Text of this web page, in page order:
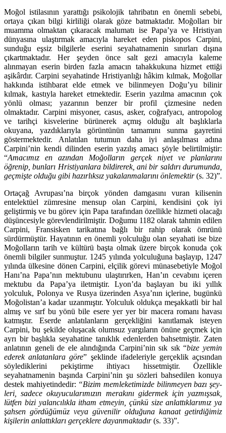
Moğol istilasının yarattığı psikolojik tahribatın en önemli sebebi,
ortaya çı­kan bilgi kirliliği olarak göze batmaktadır. Moğolları bir
muamma olmaktan çıkaracak malumatı ise Papa’ya ve Hristiyan
dünyasına ulaştırmak amacıyla hareket eden piskopos Carpini,
sunduğu eşsiz bilgilerle eserini seyahatname­nin sınırları dışına
çıkartmaktadır. Her şeyden önce salt gezi amacıyla kaleme
alınmayan eserin birden fazla amacın tahakkukuna hizmet ettiği
aşikârdır. Carpini seyahatinde Hristiyanlığı hâkim kılmak, Moğollar
hakkında istihbarat elde etmek ve bilinmeyen Doğu’yu bilinir
kılmak, kastıyla hareket etmekte­dir. Eserin yazılma amacının çok
yönlü olması; yazarının benzer bir profil çiz­mesine neden
olmaktadır. Carpini misyoner, casus, asker, coğrafyacı, antro­polog
ve tarihçi kisvelerine bürünerek açmış olduğu alt başlıklarla
okuyana, yazdıklarıyla görüntünün tamamını sunma gayretini
göstermekte­dir. Anlatı­lan tutumun daha iyi anlaşılması adına
Carpini’nin kendi dilinden eserin yazılış amacı şöyle belirtilmiştir:
“Amacımız en azından Moğolların gerçek ni­yet ve planlarını
öğrenip, bunları Hristiyanlara bildirerek, ani bir saldırı duru­munda,
geçmişte olduğu gibi hazırlıksız yakalanmalarını önlemektir(s. 32)”.
Ortaçağ Avrupası’na birçok yönden damgasını vuran kilisenin
entelektüel zümresine mensup olan Carpini, kendisini çok iyi
geliştirmiş ve bu görev için Papa tarafından özellikle hizmeti olacağı
düşüncesiyle görevlendirilmiştir. Do­ğumu 1182 olarak tahmin edilen
Carpini, Fransisken tarikatına bağlı bir rahip olarak ömrünü
sürdürmüştür. Hayatının en önemli yolculuğu olan seyahati ise bize
Moğolların tarih ve kültürü başta olmak üzere birçok ko­nuda çok
önemli bilgiler sunmuştur. 1245 yılında yolculuğuna başlayıp, 1247
yılında ülkesine dönen Carpini, elçilik görevi münasebetiyle Moğol
Hanı’na Papa’nın mektubunu ulaştırırken, Han’ın cevabını içeren
mektubu da Pa­pa’ya iletmiştir. Lyon’da başlayan bu iki yıllık
yolculuk, Polonya ve Rusya üze­rinden Asya’nın içlerine, bugünkü
Moğolistan’a kadar uzanmıştır. Yolculuk oldukça meşakkatli bir hal
almış ve sırf bu yönü bile esere yer yer bir macera romanı havası
katmıştır. Eserde anlatılanların gerçekliğini kanıtlamak isteyen
Carpini, bu şekilde oluşacak olumsuz yargıların önüne geçmek için
ayrı bir başlıkla seyahatine tanıklık edenlerden bahsetmiştir. Zaten
anlatının geneli de ele alındığında Carpini’nin sık sık “bize yemin
ederek anlatanlara göre” şek­linde ifadeleriyle gerçeklik açısından
söylediklerini pekiştirme ihtiyacı his­set­miştir. Özellikle
seyahatnamenin başında Carpini’nin şu sözleri bahsedilen konuya
destek mahiyetindedir: “Bizim memleketimizde bilinmeyen bazı şey­
leri, sadece okuyucularımızın merakını gidermek için yazmışsak,
lütfen bizi yalancılıkla itham etmeyin, çünkü size anlattıklarımız ya
şahsen gördüğümüz veya güvenilir olduğuna kanaat getirdiğimiz
kişilerin anlattıkları gerçeklere dayanmaktadır(s. 33)”.